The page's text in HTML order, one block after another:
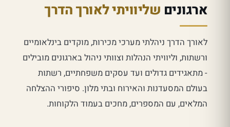
ארגוניםשליוויתי לאורך הדרך
לאורך הדרך ניהלתי מערכי מכירות, מוקדים בינלאומיים
ורשתות, וליוויתי הנהלות וצוותי ניהול בארגונים מובילים
- מתאגידים גדולים ועד עסקים משפחתיים, רשתות
בעולם המסעדנות והאירוח ובתי מלון. סיפורי ההצלחה
המלאים, עם המספרים, מחכים בעמוד הלקוחות.